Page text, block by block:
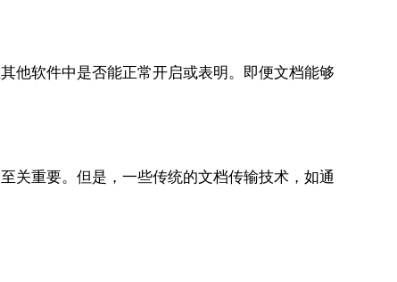
其他软件中是否能正常开启或表明。即便文档能够
关重要。但是，一些传统的文档传输技术，如通